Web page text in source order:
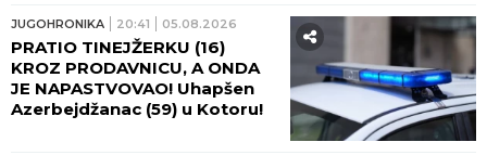
VIDEO)
JUGOHRONIKA 20:41 05.08.2026
PRATIO TINEJŽERKU (16)
KROZ PRODAVNICU, A ONDA
JE NAPASTVOVAO! Uhapšen
Azerbejdžanac (59) u Kotoru!